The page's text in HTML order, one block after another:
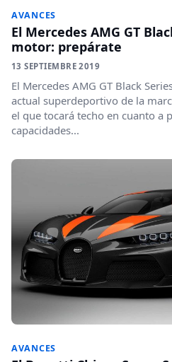
AVANCES
El Mercedes AMG GT
motor: prepárate
13 SEPTIEMBRE 2019
El Mercedes AMG GT Black
actual superdeportivo de la
el que tocará techo en cuanto a
capacidades...
AVANCES